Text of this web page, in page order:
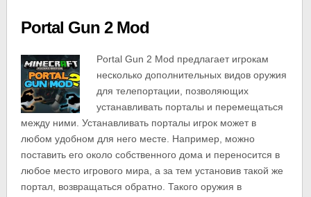
Portal Gun 2 Mod
Portal Gun 2 Mod предлагает игрокам
несколько дополнительных видов оружия
для телепортации, позволяющих
устанавливать порталы и перемещаться
между ними. Устанавливать порталы игрок может в
любом удобном для него месте. Например, можно
поставить его около собственного дома и переносится в
любое место игрового мира, а за тем установив такой же
портал, возвращаться обратно. Такого оружия в